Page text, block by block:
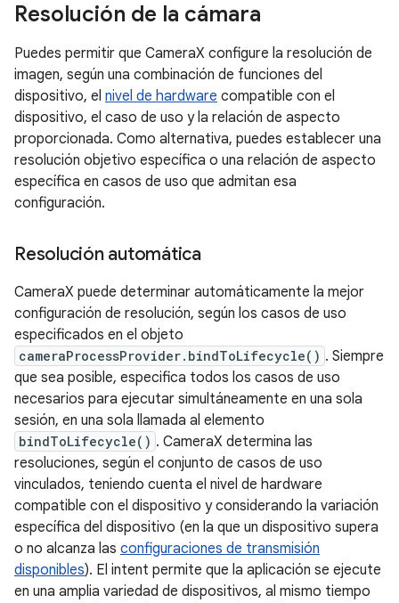
Resolución de la cámara
Puedes permitir que CameraX configure la resolución de
imagen, según una combinación de funciones del
dispositivo, el nivel de hardware compatible con el
dispositivo, el caso de uso y la relación de aspecto
proporcionada. Como alternativa, puedes establecer una
resolución objetivo específica o una relación de aspecto
específica en casos de uso que admitan esa
configuración.
Resolución automática
CameraX puede determinar automáticamente la mejor
configuración de resolución, según los casos de uso
especificados en el objeto
cameraProcessProvider.bindToLifecycle() . Siempre
que sea posible, especifica todos los casos de uso
necesarios para ejecutar simultáneamente en una sola
sesión, en una sola llamada al elemento
bindToLifecycle() . CameraX determina las
resoluciones, según el conjunto de casos de uso
vinculados, teniendo cuenta el nivel de hardware
compatible con el dispositivo y considerando la variación
específica del dispositivo (en la que un dispositivo supera
o no alcanza las configuraciones de transmisión
disponibles). El intent permite que la aplicación se ejecute
en una amplia variedad de dispositivos, al mismo tiempo